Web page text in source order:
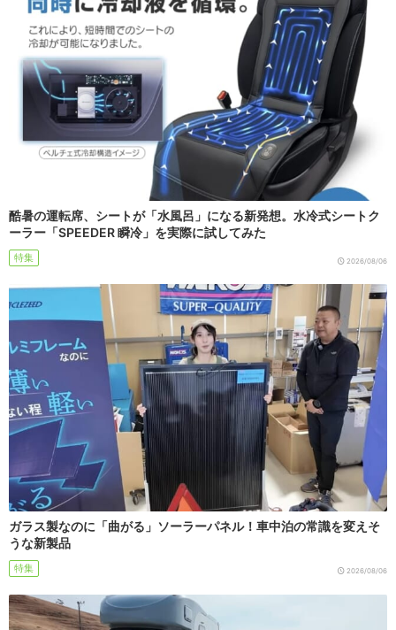
酷暑の運転席、シートが「水風呂」になる新発想。水冷式シートク
ーラー「SPEEDER 瞬冷」を実際に試してみた
特集 2026/08/06
ガラス製なのに「曲がる」ソーラーパネル！車中泊の常識を変えそ
うな新製品
特集 2026/08/06